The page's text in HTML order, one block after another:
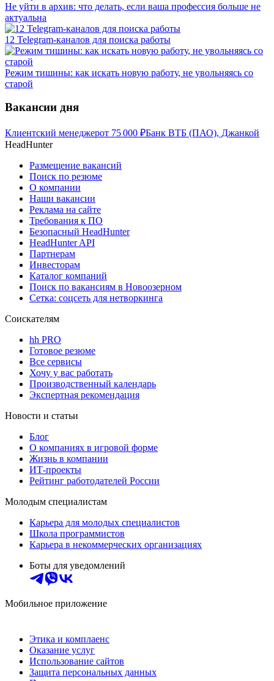
Не уйти в архив: что делать, если ваша профессия больше не
актуальна
12 Telegram-каналов для поиска работы
Режим тишины: как искать новую работу, не увольняясь со
старой
Вакансии дня
Клиентский менеджерот 75 000 ₽Банк ВТБ (ПАО), Джанкой
HeadHunter
Размещение вакансий
Поиск по резюме
О компании
Наши вакансии
Реклама на сайте
Требования к ПО
Безопасный HeadHunter
HeadHunter API
Партнерам
Инвесторам
Каталог компаний
Поиск по вакансиям в Новоозерном
Сетка: соцсеть для нетворкинга
Соискателям
hh PRO
Готовое резюме
Все сервисы
Хочу у вас работать
Производственный календарь
Экспертная рекомендация
Новости и статьи
Блог
О компаниях в игровой форме
Жизнь в компании
ИТ-проекты
Рейтинг работодателей России
Молодым специалистам
Карьера для молодых специалистов
Школа программистов
Карьера в некоммерческих организациях
Боты для уведомлений
Мобильное приложение
Этика и комплаенс
Оказание услуг
Использование сайтов
Защита персональных данных